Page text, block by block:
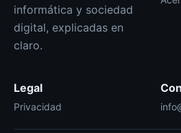
informática y sociedad
digital, explicadas en
claro.
Legal
Privacidad